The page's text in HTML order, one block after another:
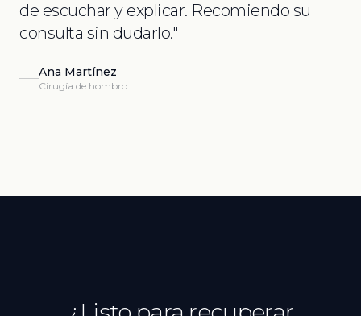
de escuchar y explicar. Recomiendo su
consulta sin dudarlo."
Ana Martínez
Cirugía de hombro